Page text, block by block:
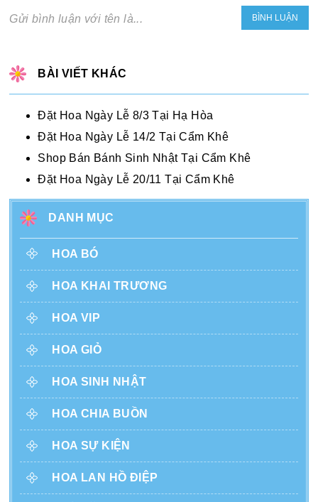
Gửi bình luận với tên là...
BÀI VIẾT KHÁC
Đặt Hoa Ngày Lễ 8/3 Tại Hạ Hòa
Đặt Hoa Ngày Lễ 14/2 Tại Cẩm Khê
Shop Bán Bánh Sinh Nhật Tại Cẩm Khê
Đặt Hoa Ngày Lễ 20/11 Tại Cẩm Khê
DANH MỤC
HOA BÓ
HOA KHAI TRƯƠNG
HOA VIP
HOA GIỎ
HOA SINH NHẬT
HOA CHIA BUỒN
HOA SỰ KIỆN
HOA LAN HỒ ĐIỆP